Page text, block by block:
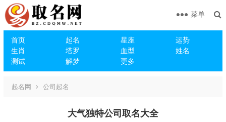
首页 起名 星座
运势
生肖
塔罗 血型
姓名
测试
解梦 更多
菜单
起名网 公司起名
大气独特公司取名大全